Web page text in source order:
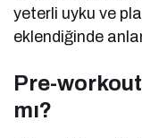
yeterli uyku ve
eklendiğinde
Pre-
mı?